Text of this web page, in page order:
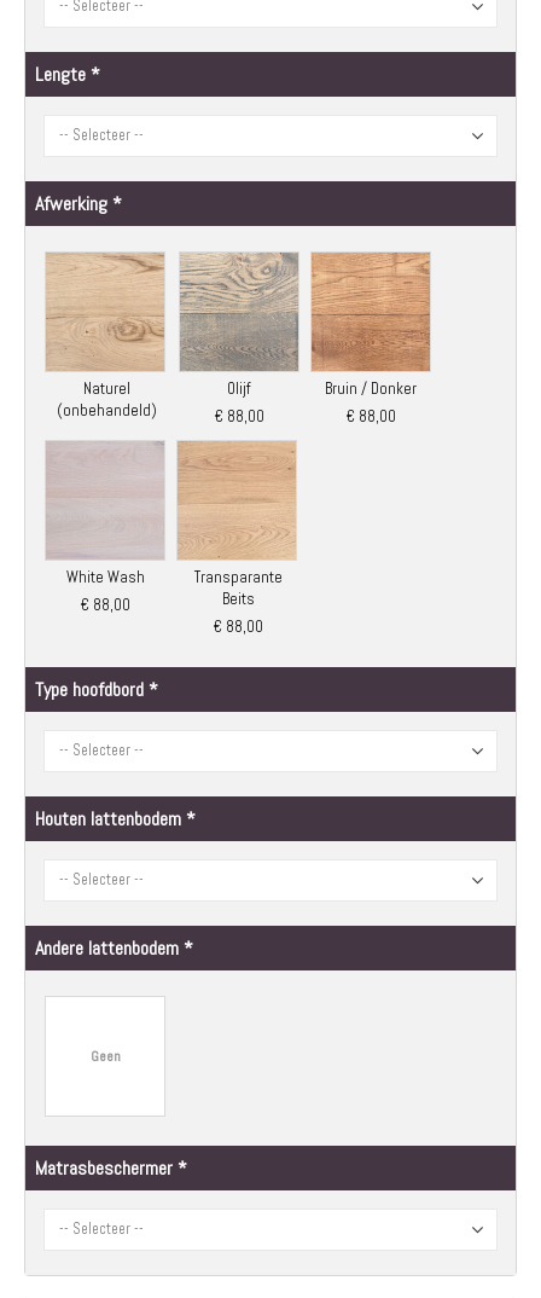
Lengte
Afwerking
Naturel
(onbehandeld)
Olijf
€ 88,00
Bruin / Donker
€ 88,00
White Wash
€ 88,00
Transparante
Beits
€ 88,00
Type hoofdbord
Houten lattenbodem
Andere lattenbodem
Geen
Matrasbeschermer